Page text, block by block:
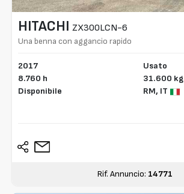
HITACHI ZX300LCN-6
Una benna con aggancio rapido
2017
8.760 h
Disponibile
Usato
31.600 kg
RM, IT
Rif. Annuncio: 14771